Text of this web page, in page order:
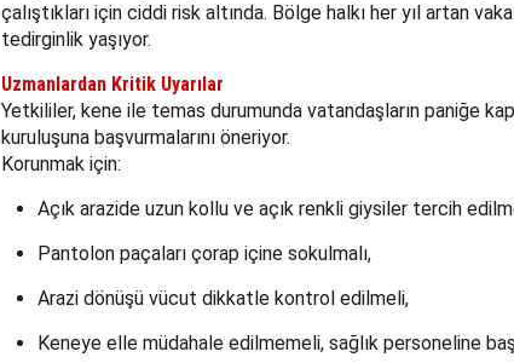
çalıştıkları için ciddi risk altında. Bölge halkı her yıl artan
tedirginlik yaşıyor.
Uzmanlardan Kritik Uyarılar
Yetkililer, kene ile temas durumunda vatandaşların paniğe
kuruluşuna başvurmalarını öneriyor.
Korunmak için:
Açık arazide uzun kollu ve açık renkli giysiler tercih
Pantolon paçaları çorap içine sokulmalı,
Arazi dönüşü vücut dikkatle kontrol edilmeli,
Keneye elle müdahale edilmemeli, sağlık personeline